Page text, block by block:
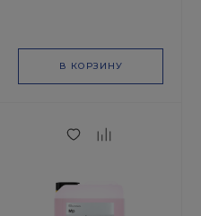
В КОРЗИНУ